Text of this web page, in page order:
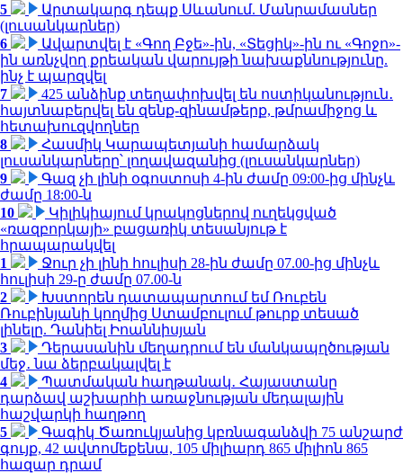
5
Արտակարգ դեպք Սևանում. Մանրամասներ
(լուսանկարներ)
6
Ավարտվել է «Գող Բջե»-ին, «Տեցիկ»-ին ու «Գոջո»-
ին առնչվող քրեական վարույթի նախաքննությունը.
ինչ է պարզվել
7
425 անձինք տեղափոխվել են ոստիկանություն․
հայտնաբերվել են զենք-զինամթերք, թմրամիջոց և
հետախուզվողներ
8
Հասմիկ Կարապետյանի համարձակ
լուսանկարները՝ լողավազանից (լուսանկարներ)
9
Գազ չի լինի օգոստոսի 4-ին ժամը 09:00-ից մինչև
ժամը 18:00-ն
10
Կիլիկիայում կրակոցներով ուղեկցված
«ռազբորկայի» բացառիկ տեսանյութ է
հրապարակվել
1
Ջուր չի լինի հուլիսի 28-ին ժամը 07.00-ից մինչև
հուլիսի 29-ը ժամը 07.00-ն
2
Խստորեն դատապարտում եմ Ռուբեն
Ռուբինյանի կողմից Ստամբուլում թուրք տեսած
լինելը. Դանիել Իոաննիսյան
3
Դերասանին մեղադրում են մանկապղծության
մեջ․ նա ձերբակալվել է
4
Պատմական հաղթանակ․ Հայաստանը
դարձավ աշխարհի առաջնության մեդալային
հաշվարկի հաղթող
5
Գագիկ Ծառուկյանից կբռնագանձվի 75 անշարժ
գույք, 42 ավտոմեքենա, 105 միլիարդ 865 միլիոն 865
հազար դրամ